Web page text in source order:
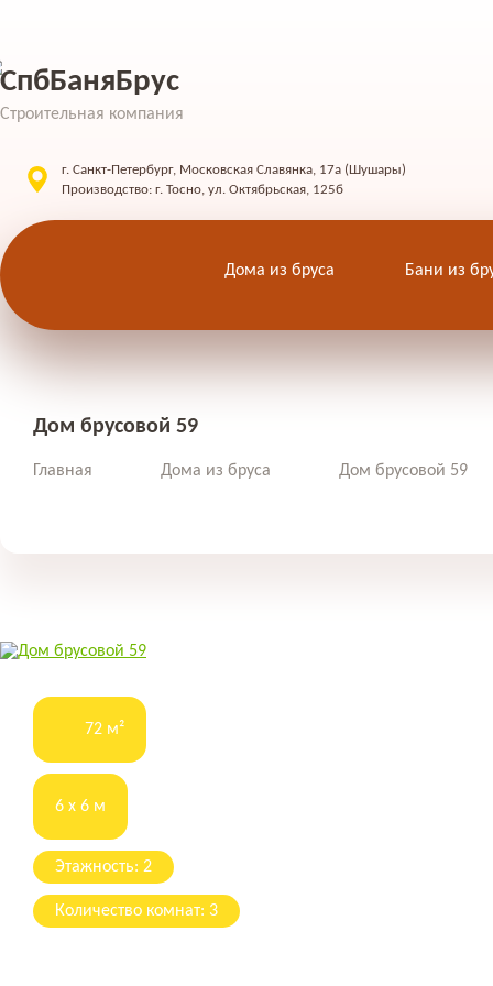
СпбБаняБрус
Строительная компания
г. Санкт-Петербург, Московская Славянка, 17а (Шушары)
Производство: г. Тосно, ул. Октябрьская, 125б
Дома из бруса Бани из
Дом брусовой 59
Главная Дома из бруса Дом брусовой 59
72 м²
6 x 6 м
Этажность: 2
Количество комнат: 3